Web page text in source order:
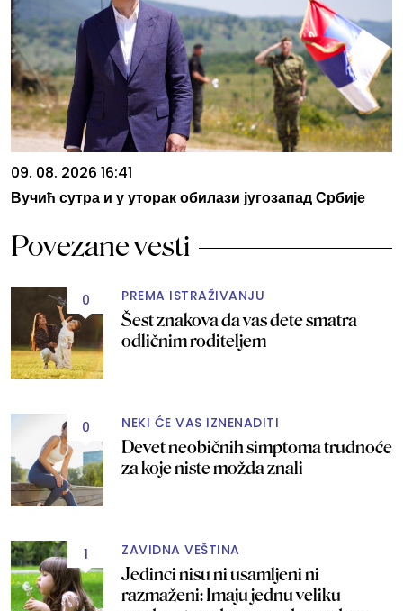
09. 08. 2026 16:41
Вучић сутра и у уторак обилази југозапад Србије
Povezane vesti
0 PREMA ISTRAŽIVANJU
Šest znakova da vas dete smatra
odličnim roditeljem
0 NEKI ĆE VAS IZNENADITI
Devet neobičnih simptoma trudnoće
za koje niste možda znali
1 ZAVIDNA VEŠTINA
Jedinci nisu ni usamljeni ni
razmaženi: Imaju jednu veliku